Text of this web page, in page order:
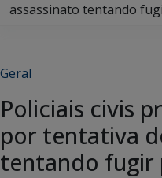
assassinato tentando
Geral
Policiais civis
por tentativa
tentando fugir